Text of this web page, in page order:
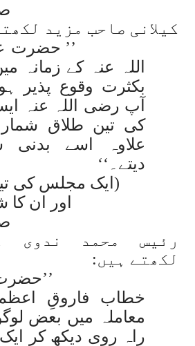
کیلانی صاحب مزید
’’ حضرت
اللہ عنہ کے زمانہ
بکثرت وقوع پذیر
آپ رضی اللہ عنہ
کی تین طلاق
علاوہ اسے بدنی
دیتے۔‘‘
(ایک مجلس کی
اور ان
رئیس محمد ندوی
لکھتے ہیں:
خطاب فاروقِ
معاملہ میں بعض
راہ روی دیکھ کر